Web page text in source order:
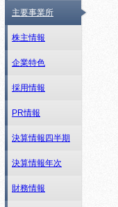
主要事業所
株主情報
企業特色
採用情報
PR情報
決算情報四半期
決算情報年次
財務情報